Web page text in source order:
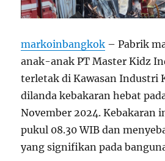
markoinbangkok – Pabrik
anak-anak PT Master Kidz
terletak di Kawasan Industri
dilanda kebakaran hebat
November 2024. Kebakaran
pukul 08.30 WIB dan
yang signifikan pada